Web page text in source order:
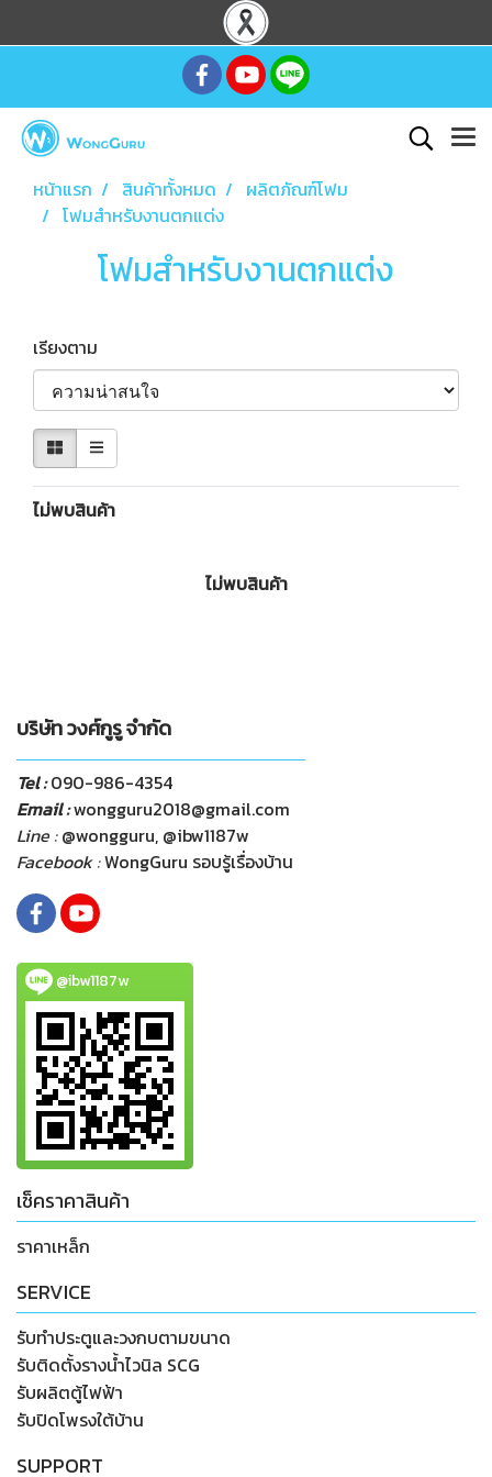
หน้าแรก สินค้าทั้งหมด
ผลิตภัณฑ์โฟม
โฟมสำหรับงานตกแต่ง
โฟมสำหรับงานตกแต่ง
เรียงตาม
ไม่พบสินค้า
ไม่พบสินค้า
บริษัท วงศ์กูรู จำกัด
Tel :090-986-4354
Email :wongguru2018@gmail.com
Line :@wongguru, @ibw1187w
Facebook :WongGuru รอบรู้เรื่องบ้าน
@ibw1187w
เช็คราคาสินค้า
ราคาเหล็ก
SERVICE
รับทำประตูและวงกบตามขนาด
รับติดตั้งรางน้ำไวนิล SCG
รับผลิตตู้ไฟฟ้า
รับปิดโพรงใต้บ้าน
SUPPORT